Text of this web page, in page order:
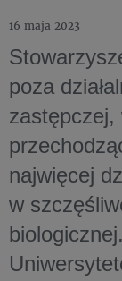
16 maja 2023
poza
zastępczej,
najwięcej
w